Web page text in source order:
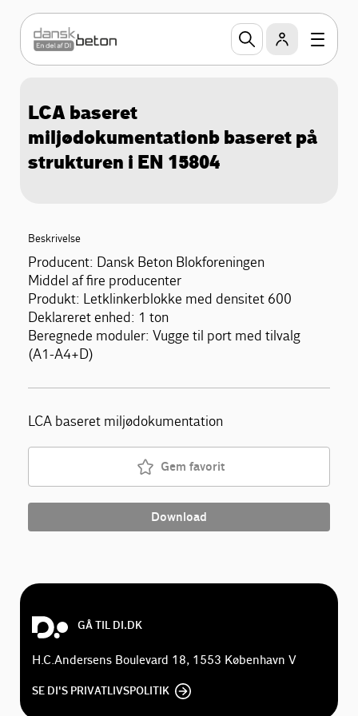
LCA baseret
miljødokumentationb baseret på
strukturen i EN 15804
Beskrivelse
Producent: Dansk Beton Blokforeningen
Middel af fire producenter
Produkt: Letklinkerblokke med densitet 600
Deklareret enhed: 1 ton
Beregnede moduler: Vugge til port med tilvalg
(A1-A4+D)
LCA baseret miljødokumentation
Gem favorit
Download
GÅ TIL DI.DK
H.C.Andersens Boulevard 18, 1553 København V
SE DI'S PRIVATLIVSPOLITIK